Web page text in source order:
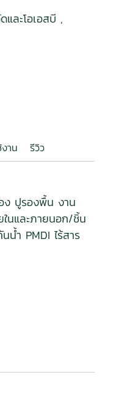
ละโอเอสบี ,
าน รีวิว
ง ปูรองพื้น งาน
นและภายนอก/ชิ้น
น้ำ PMDI ไร้สาร